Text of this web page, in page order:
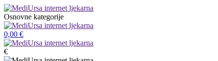
Osnovne kategorije
0,00 €
€